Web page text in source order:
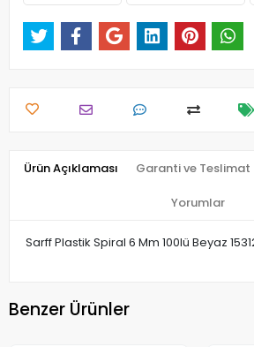
Ürün Açıklaması Garanti ve Teslimat
Yorumlar
Sarff Plastik Spiral 6 Mm 100lü Beyaz
Benzer Ürünler